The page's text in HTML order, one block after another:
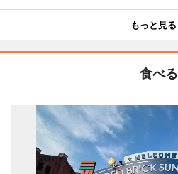
もっと見る
食べる